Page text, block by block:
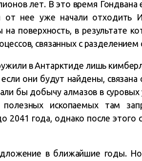
лет. В это время Гондвана
от нее уже начали отходить
поверхность, в результате
связанных с разделением
в Антарктиде лишь
они будут найдены,
бы добычу алмазов в суровых
ископаемых там
2041 года, однако после
в ближайшие годы.